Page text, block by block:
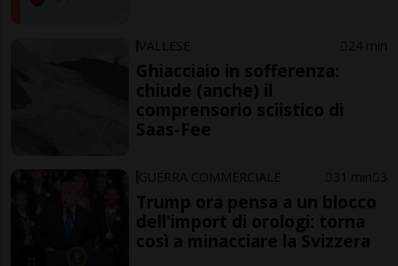
VALLESE 24 min
Ghiacciaio in sofferenza:
chiude (anche) il
comprensorio sciistico di
Saas-Fee
GUERRA COMMERCIALE 31 min 3
Trump ora pensa a un blocco
dell'import di orologi: torna
così a minacciare la Svizzera